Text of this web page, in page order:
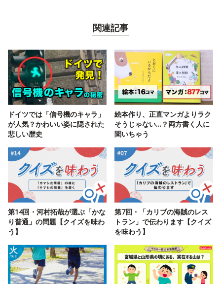
関連記事
ドイツでは「信号機のキャラ」
が人気？かわいい姿に隠された
悲しい歴史
絵本作り、正直マンガよりラク
そうじゃない…？両方書く人に
聞いちゃう
第14回・河村拓哉が選ぶ「かな
り普通」の問題【クイズを味わ
う】
第7回・「カリブの海賊のレス
トラン」で伝わります【クイズ
を味わう】